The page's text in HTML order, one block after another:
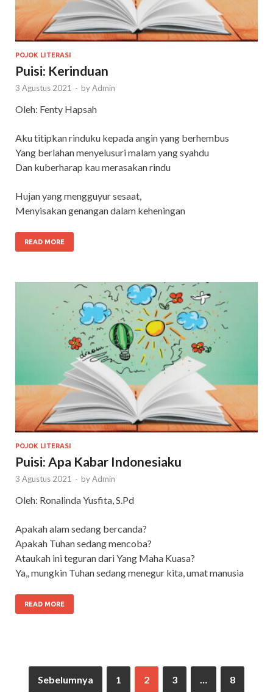
POJOK LITERASI
Puisi: Kerinduan
3 Agustus 2021 - byAdmin
Oleh: Fenty Hapsah
Aku titipkan rinduku kepada angin yang berhembus
Yang berlahan menyelusuri malam yang syahdu
Dan kuberharap kau merasakan rindu
Hujan yang mengguyur sesaat,
Menyisakan genangan dalam keheningan
READ MORE
POJOK LITERASI
Puisi: Apa Kabar Indonesiaku
3 Agustus 2021 - byAdmin
Oleh: Ronalinda Yusfita, S.Pd
Apakah alam sedang bercanda?
Apakah Tuhan sedang mencoba?
Ataukah ini teguran dari Yang Maha Kuasa?
Ya,, mungkin Tuhan sedang menegur kita, umat manusia
READ MORE
Sebelumnya 1 2 3 … 8